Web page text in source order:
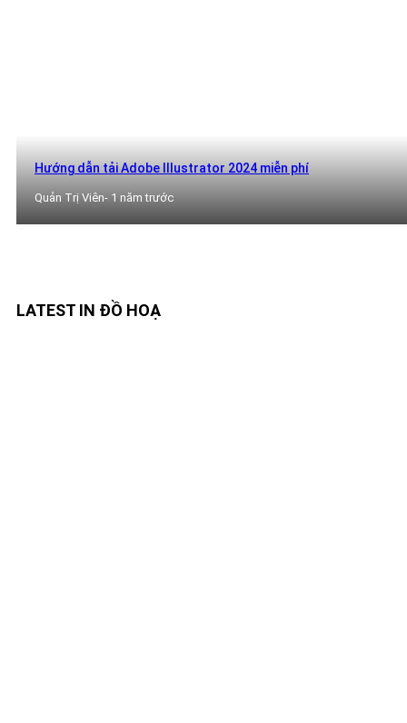
Hướng dẫn tải Adobe Illustrator 2024 miễn phí
Quản Trị Viên- 1 năm trước
LATEST IN ĐỒ HOẠ